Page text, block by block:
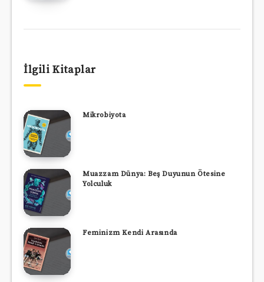
İlgili Kitaplar
Mikrobiyota
Muazzam Dünya: Beş Duyunun Ötesine
Yolculuk
Feminizm Kendi Arasında